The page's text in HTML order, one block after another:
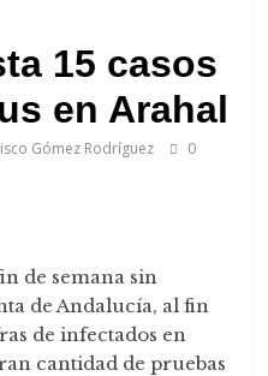
15 casos
en Arahal
Gómez Rodríguez
0
de semana sin
de Andalucía, al fin
de infectados en
cantidad de pruebas